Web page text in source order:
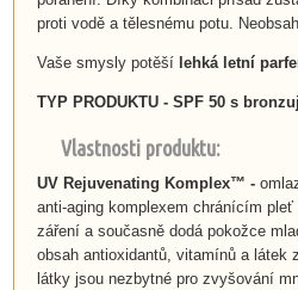
proti vodě a tělesnému potu.
Vaše smysly potěší lehká letní
TYP PRODUKTU - SPF 50 s
Vlastnosti produktu:
UV Rejuvenating Komplex™ -
anti-aging komplexem chránícím
záření a současně dodá pokožce
obsah antioxidantů, vitamínů a látek
látky jsou nezbytné pro zvyšování